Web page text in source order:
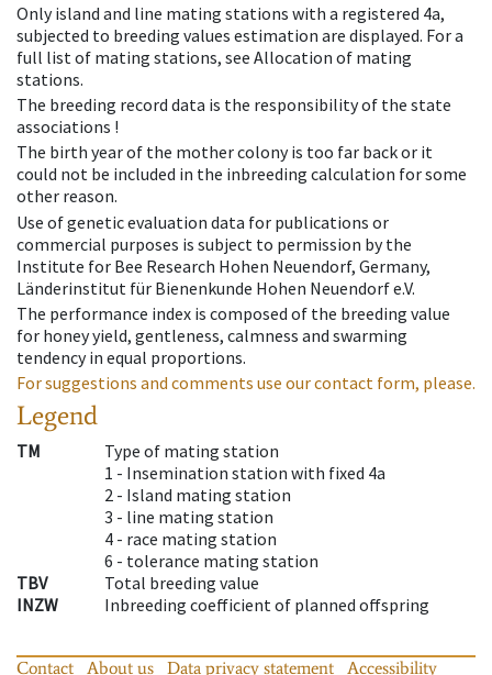
Only island and line mating stations with a registered 4a,
subjected to breeding values estimation are displayed. For a
full list of mating stations, see Allocation of mating
stations.
The breeding record data is the responsibility of the state
associations !
The birth year of the mother colony is too far back or it
could not be included in the inbreeding calculation for some
other reason.
Use of genetic evaluation data for publications or
commercial purposes is subject to permission by the
Institute for Bee Research Hohen Neuendorf, Germany,
Länderinstitut für Bienenkunde Hohen Neuendorf e.V.
The performance index is composed of the breeding value
for honey yield, gentleness, calmness and swarming
tendency in equal proportions.
For suggestions and comments use our contact form, please.
Legend
TM
Type of mating station
1 - Insemination station with fixed 4a
2 - Island mating station
3 - line mating station
4 - race mating station
6 - tolerance mating station
TBV
Total breeding value
INZW
Inbreeding coefficient of planned offspring
Contact About us Data privacy statement
Accessibility